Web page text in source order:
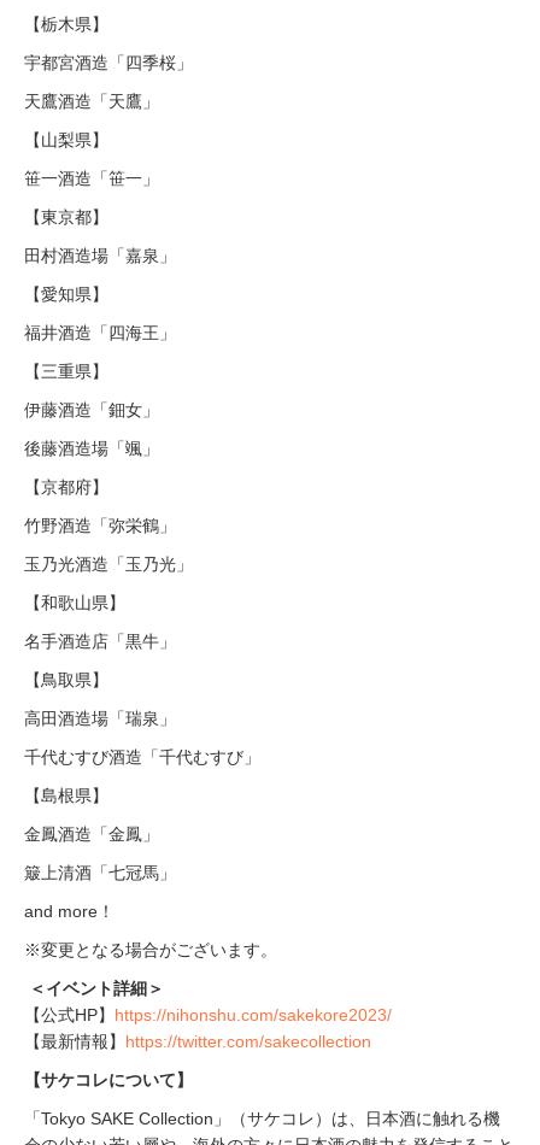
【栃木県】
宇都宮酒造「四季桜」
天鷹酒造「天鷹」
【山梨県】
笹一酒造「笹一」
【東京都】
田村酒造場「嘉泉」
【愛知県】
福井酒造「四海王」
【三重県】
伊藤酒造「鈿女」
後藤酒造場「颯」
【京都府】
竹野酒造「弥栄鶴」
玉乃光酒造「玉乃光」
【和歌山県】
名手酒造店「黒牛」
【鳥取県】
高田酒造場「瑞泉」
千代むすび酒造「千代むすび」
【島根県】
金鳳酒造「金鳳」
簸上清酒「七冠馬」
and more！
※変更となる場合がございます。
＜イベント詳細＞
【公式HP】 https://nihonshu.com/sakekore2023/
【最新情報】 https://twitter.com/sakecollection
【サケコレについて】
「Tokyo SAKE Collection」（サケコレ）は、日本酒に触れる機